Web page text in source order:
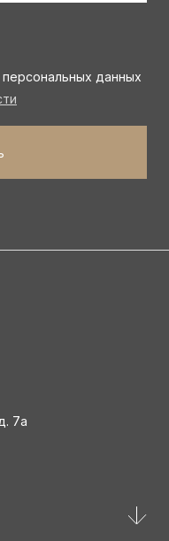
данных
7а